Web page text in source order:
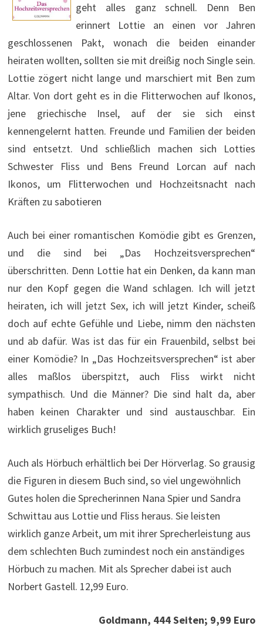
geht alles ganz schnell. Denn Ben
erinnert Lottie an einen vor Jahren
geschlossenen Pakt, wonach die beiden einander
heiraten wollten, sollten sie mit dreißig noch Single sein.
Lottie zögert nicht lange und marschiert mit Ben zum
Altar. Von dort geht es in die Flitterwochen auf Ikonos,
jene griechische Insel, auf der sie sich einst
kennengelernt hatten. Freunde und Familien der beiden
sind entsetzt. Und schließlich machen sich Lotties
Schwester Fliss und Bens Freund Lorcan auf nach
Ikonos, um Flitterwochen und Hochzeitsnacht nach
Kräften zu sabotieren
Auch bei einer romantischen Komödie gibt es Grenzen,
und die sind bei „Das Hochzeitsversprechen“
überschritten. Denn Lottie hat ein Denken, da kann man
nur den Kopf gegen die Wand schlagen. Ich will jetzt
heiraten, ich will jetzt Sex, ich will jetzt Kinder, scheiß
doch auf echte Gefühle und Liebe, nimm den nächsten
und ab dafür. Was ist das für ein Frauenbild, selbst bei
einer Komödie? In „Das Hochzeitsversprechen“ ist aber
alles maßlos überspitzt, auch Fliss wirkt nicht
sympathisch. Und die Männer? Die sind halt da, aber
haben keinen Charakter und sind austauschbar. Ein
wirklich gruseliges Buch!
Auch als Hörbuch erhältlich bei Der Hörverlag. So grausig
die Figuren in diesem Buch sind, so viel ungewöhnlich
Gutes holen die Sprecherinnen Nana Spier und Sandra
Schwittau aus Lottie und Fliss heraus. Sie leisten
wirklich ganze Arbeit, um mit ihrer Sprecherleistung aus
dem schlechten Buch zumindest noch ein anständiges
Hörbuch zu machen. Mit als Sprecher dabei ist auch
Norbert Gastell. 12,99 Euro.
Goldmann, 444 Seiten; 9,99 Euro